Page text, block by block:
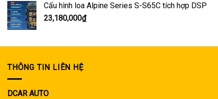
Cấu hình loa Alpine Series S-S65C tích hợp DSP
23,180,000₫
THÔNG TIN LIÊN HỆ
DCAR AUTO